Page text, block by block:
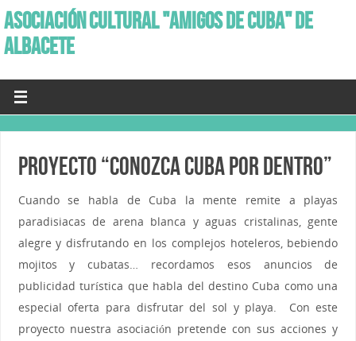
ASOCIACIÓN CULTURAL "AMIGOS DE CUBA" DE
ALBACETE
Proyecto “Conozca Cuba por dentro”
Cuando se habla de Cuba la mente remite a playas
paradisiacas de arena blanca y aguas cristalinas, gente
alegre y disfrutando en los complejos hoteleros, bebiendo
mojitos y cubatas… recordamos esos anuncios de
publicidad turística que habla del destino Cuba como una
especial oferta para disfrutar del sol y playa. Con este
proyecto nuestra asociación pretende con sus acciones y